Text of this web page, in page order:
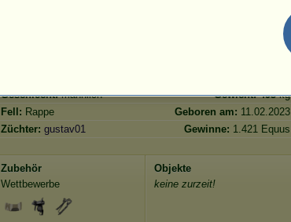
Geschlecht:männlich Gewicht: 493kg
Fell: Rappe Geboren am: 11.02.2023
Züchter: gustav01 Gewinne: 1.421 Equus
Zubehör
Wettbewerbe
Objekte
keine zurzeit!